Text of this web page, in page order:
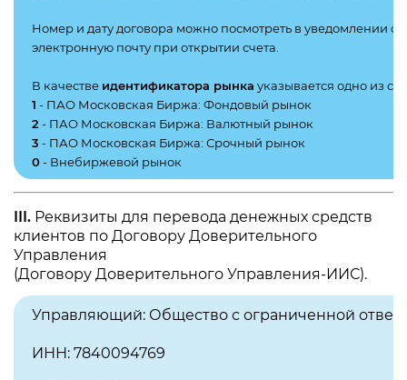
Номер и дату договора можно посмотреть в уведомлении о
электронную почту при открытии счета.
В качестве идентификатора рынка указывается одно из
1 - ПАО Московская Биржа: Фондовый рынок
2- ПАО Московская Биржа: Валютный рынок
3 - ПАО Московская Биржа: Срочный рынок
0- Внебиржевой рынок
III.Реквизиты для перевода денежных средств
клиентов по Договору Доверительного
Управления
(Договору Доверительного Управления-ИИС).
Управляющий: Общество с ограниченной
ИНН: 7840094769